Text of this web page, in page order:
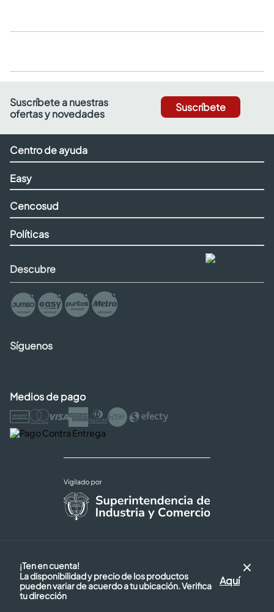
¡Ten en cuenta!
La disponibilidad y precio de los productos
pueden variar de acuerdo a tu ubicación. Verifica
tu dirección
Aquí
Suscríbete a nuestras
ofertas y novedades
Suscríbete
Centro de ayuda
Easy
Cencosud
Políticas
Descubre
Síguenos
Medios de pago
Seguridad y Privacidad |
Código de ética